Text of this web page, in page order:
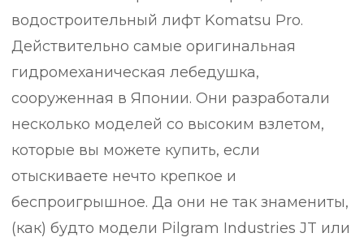
водостроительный лифт Komatsu Pro.
Действительно самые оригинальная
гидромеханическая лебедушка,
сооруженная в Японии. Они разработали
несколько моделей со высоким взлетом,
которые вы можете купить, если
отыскиваете нечто крепкое и
беспроигрышное. Да они не так знамениты,
(как) будто модели Pilgram Industries JT или